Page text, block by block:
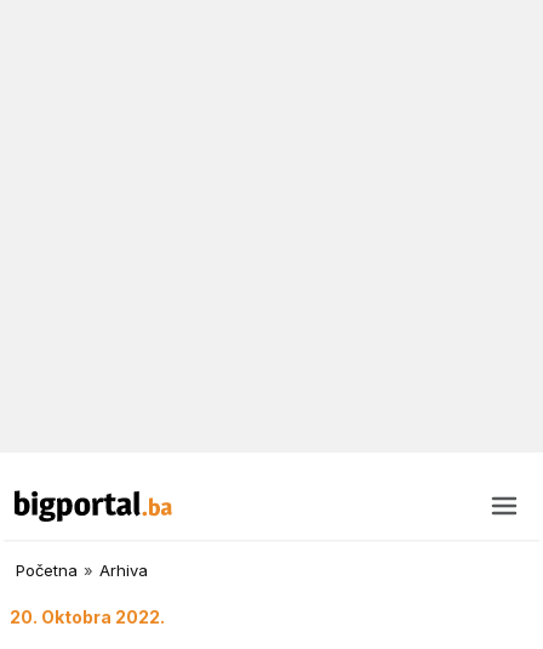
Početna » Arhiva
20. Oktobra 2022.